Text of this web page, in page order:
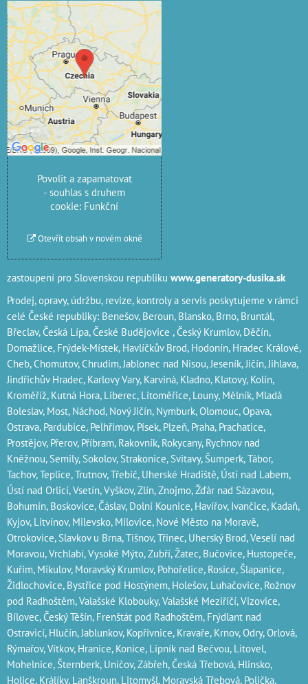
Externí obsah je
blokován Volbami
soukromí
Přejete si načíst externí
obsah?
Povolit jednou
Povolit a zapamatovat
- souhlas s druhem
cookie: Funkční
Otevřít obsah v novém okně
zastoupení pro Slovenskou republiku www.generatory-dusika.sk
Prodej, opravy, údržbu, revize, kontroly a servis poskytujeme v rámci
celé České republiky: Benešov, Beroun, Blansko, Brno, Bruntál,
Břeclav, Česká Lípa‎, České Budějovice‎ , Český Krumlov‎, Děčín‎,
Domažlice‎, Frýdek-Místek‎, Havlíčkův Brod‎, Hodonín, Hradec Králové‎,
Cheb‎, Chomutov‎, Chrudim‎, Jablonec nad Nisou‎, Jeseník‎, Jičín‎, Jihlava,
Jindřichův Hradec‎, Karlovy Vary‎, Karviná‎, Kladno‎, Klatovy‎, Kolín‎,
Kroměříž‎, Kutná Hora‎, Liberec‎, Litoměřice‎, Louny‎, Mělník‎, Mladá
Boleslav‎, Most‎, Náchod‎, Nový Jičín‎, Nymburk‎, Olomouc‎, Opava,
Ostrava‎, Pardubice‎, Pelhřimov‎, Písek‎‎, Plzeň‎‎‎, Praha‎, Prachatice‎,
Prostějov‎, Přerov‎, Příbram‎, Rakovník‎, Rokycany, Rychnov nad
Kněžnou, Semily‎, Sokolov‎, Strakonice, Svitavy, Šumperk, Tábor,
Tachov, Teplice, Trutnov‎, Třebíč, Uherské Hradiště, Ústí nad Labem‎,
Ústí nad Orlicí‎, Vsetín, Vyškov, Zlín, Znojmo, Žďár nad Sázavou,
Bohumín, Boskovice‎, Čáslav‎, Dolní Kounice‎, Havířov‎, Ivančice‎, Kadaň,
Kyjov, Litvínov‎, Milevsko‎, Milovice‎, Nové Město na Moravě‎,
Otrokovice‎‎, Slavkov u Brna‎, Tišnov‎, Třinec‎, Uherský Brod‎, Veselí nad
Moravou‎, Vrchlabí‎, Vysoké Mýto‎, Zubří‎, Žatec‎, Bučovice, Hustopeče,
Kuřim, Mikulov, Moravský Krumlov, Pohořelice, Rosice, Šlapanice,
Židlochovice, Bystřice pod Hostýnem, Holešov, Luhačovice, Rožnov
pod Radhoštěm, Valašské Klobouky, Valašské Meziříčí, Vizovice,
Bílovec, Český Těšín, Frenštát pod Radhoštěm, Frýdlant nad
Ostravicí, Hlučín, Jablunkov, Kopřivnice, Kravaře, Krnov, Odry, Orlová,
Rýmařov, Vítkov, Hranice, Konice, Lipník nad Bečvou, Litovel,
Mohelnice, Šternberk, Uničov, Zábřeh, Česká Třebová, Hlinsko,
Holice, Králíky, Lanškroun, Litomyšl, Moravská Třebová, Polička,